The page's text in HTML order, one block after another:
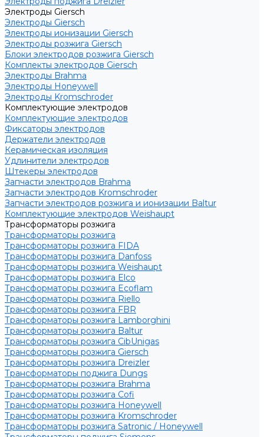
Электроды Giersch
Электроды Giersch
Электроды ионизации Giersch
Электроды розжига Giersch
Блоки электродов розжига Giersch
Комплекты электродов Giersch
Электроды Brahma
Электроды Honeywell
Электроды Kromschroder
Комплектующие электродов
Комплектующие электродов
Фиксаторы электродов
Держатели электродов
Керамическая изоляция
Удлинители электродов
Штекеры электродов
Запчасти электродов Brahma
Запчасти электродов Kromschroder
Запчасти электродов розжига и ионизации Baltur
Комплектующие электродов Weishaupt
Трансформаторы розжига
Трансформаторы розжига
Трансформаторы розжига FIDA
Трансформаторы розжига Danfoss
Трансформаторы розжига Weishaupt
Трансформаторы розжига Elco
Трансформаторы розжига Ecoflam
Трансформаторы розжига Riello
Трансформаторы розжига FBR
Трансформаторы розжига Lamborghini
Трансформаторы розжига Baltur
Трансформаторы розжига CibUnigas
Трансформаторы розжига Giersch
Трансформаторы розжига Dreizler
Трансформаторы поджига Dungs
Трансформаторы розжига Brahma
Трансформаторы розжига Cofi
Трансформаторы розжига Honeywell
Трансформаторы розжига Kromschroder
Трансформаторы розжига Satronic / Honeywell